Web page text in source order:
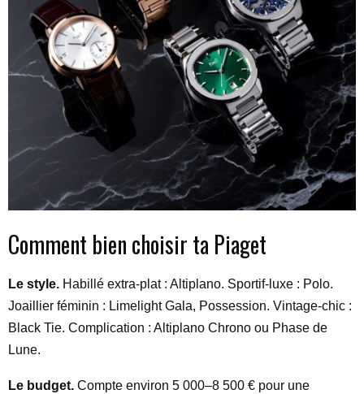
Comment bien choisir ta Piaget
Le style. Habillé extra-plat : Altiplano. Sportif-luxe : Polo.
Joaillier féminin : Limelight Gala, Possession. Vintage-chic :
Black Tie. Complication : Altiplano Chrono ou Phase de
Lune.
Le budget. Compte environ 5 000–8 500 € pour une